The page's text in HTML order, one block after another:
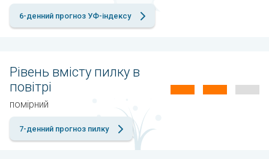
6-денний прогноз УФ-індексу
Рівень вмісту пилку в
повітрі
помірний
7-денний прогноз пилку